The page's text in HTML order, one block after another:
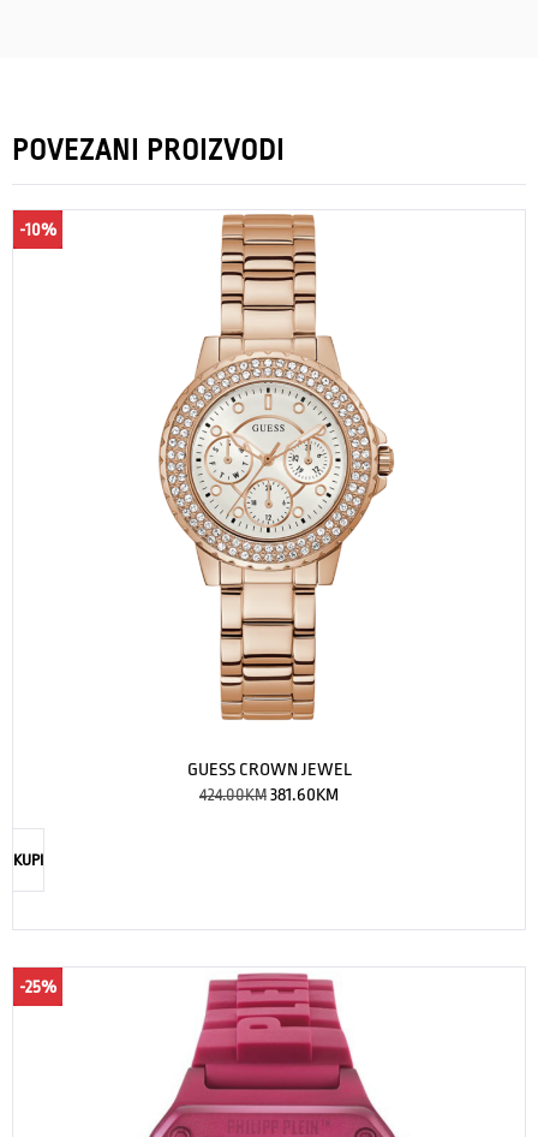
POVEZANI PROIZVODI
-10%
GUESS CROWN JEWEL
424.00KM381.60KM
KUPI
-25%